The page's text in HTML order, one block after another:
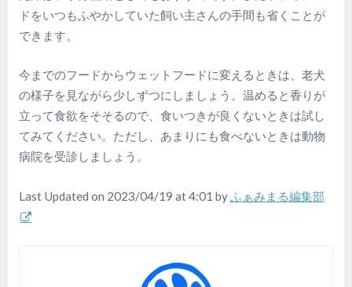
ドをいつもふやかしていた飼い主さんの手間も省くことが
できます。
今までのフードからウェットフードに変えるときは、老犬
の様子を見ながら少しずつにしましょう。温めると香りが
立って食欲をそそるので、食いつきが良くないときは試し
てみてください。ただし、あまりにも食べないときは動物
病院を受診しましょう。
Last Updated on 2023/04/19 at 4:01 byふぁみまる編集部